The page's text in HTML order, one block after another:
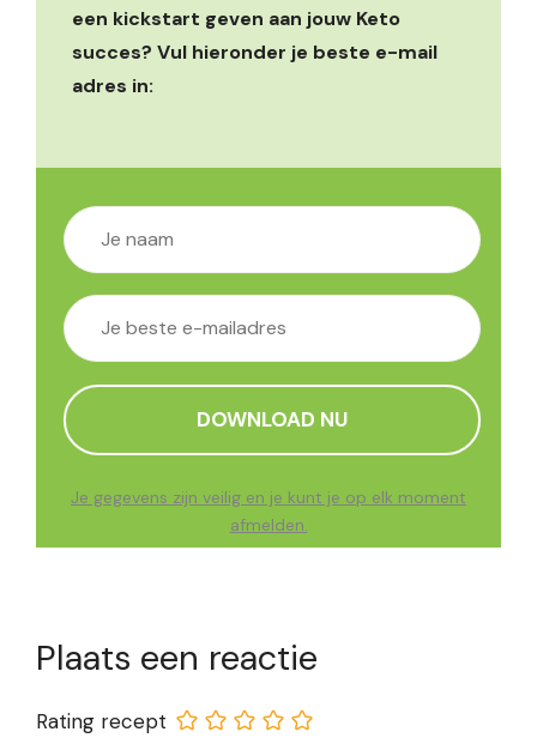
een kickstart geven aan jouw Keto
succes? Vul hieronder je beste e-mail
adres in:
Je gegevens zijn veilig en je kunt je op elk moment
afmelden.
Plaats een reactie
Rating recept